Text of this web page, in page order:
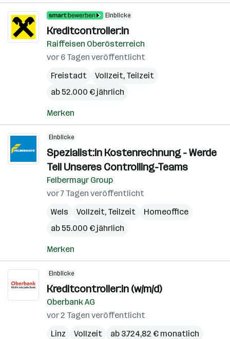
Einblicke
Kreditcontroller:in
Raiffeisen Oberösterreich
vor 6 Tagen veröffentlicht
Freistadt
Vollzeit, Teilzeit
ab 52.000 € jährlich
Merken
Einblicke
Spezialist:in Kostenrechnung - Werde
Teil Unseres Controlling-Teams
Felbermayr Group
vor 7 Tagen veröffentlicht
Wels
Vollzeit, Teilzeit
Homeoffice
ab 55.000 € jährlich
Merken
Einblicke
Kreditcontroller:in (w/m/d)
Oberbank AG
vor 2 Tagen veröffentlicht
Linz
Vollzeit ab 3.724,82 € monatlich